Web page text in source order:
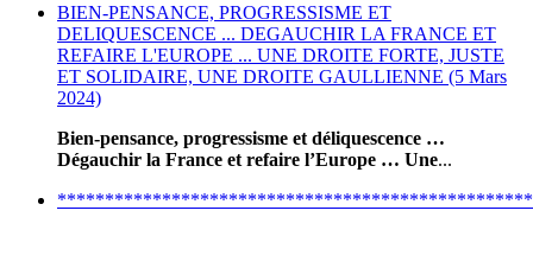
BIEN-PENSANCE, PROGRESSISME ET
DELIQUESCENCE ... DEGAUCHIR LA FRANCE ET
REFAIRE L'EUROPE ... UNE DROITE FORTE, JUSTE
ET SOLIDAIRE, UNE DROITE GAULLIENNE (5 Mars
2024)
Bien-pensance, progressisme et déliquescence …
Dégauchir la France et refaire l’Europe … Une...